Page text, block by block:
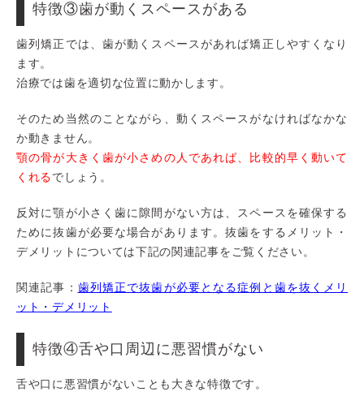
特徴③歯が動くスペースがある
歯列矯正では、歯が動くスペースがあれば矯正しやすくなり
ます。
治療では歯を適切な位置に動かします。
そのため当然のことながら、動くスペースがなければなかな
か動きません。
顎の骨が大きく歯が小さめの人であれば、比較的早く動いて
くれるでしょう。
反対に顎が小さく歯に隙間がない方は、スペースを確保する
ために抜歯が必要な場合があります。抜歯をするメリット・
デメリットについては下記の関連記事をご覧ください。
関連記事： 歯列矯正で抜歯が必要となる症例と歯を抜くメリ
ット・デメリット
特徴④舌や口周辺に悪習慣がない
舌や口に悪習慣がないことも大きな特徴です。